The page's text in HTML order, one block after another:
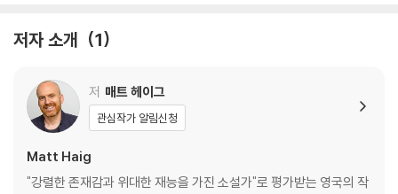
쓰기를 그만두려 했던 작가가 새롭게 선보인 작품이기에, 기다려온 독자들
뭉클한 감동과 진실한 메시지로, 우리에게 살아갈 힘을 북돋아준다.
“삶을 긍정하는 경이로움과 상상력으로 가득한 아름다운 소설.” -베네딕
The New York Times Bestseller
저자 소개 1
저 매트 헤이그
관심작가 알림신청
Matt Haig
"강렬한 존재감과 위대한 재능을 가진 소설가"로 평가받는 영국의 작